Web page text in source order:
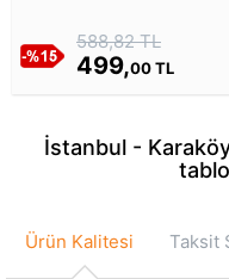
588,82 TL
499,00 TL
İstanbul -
Ürün Kalitesi Taksit